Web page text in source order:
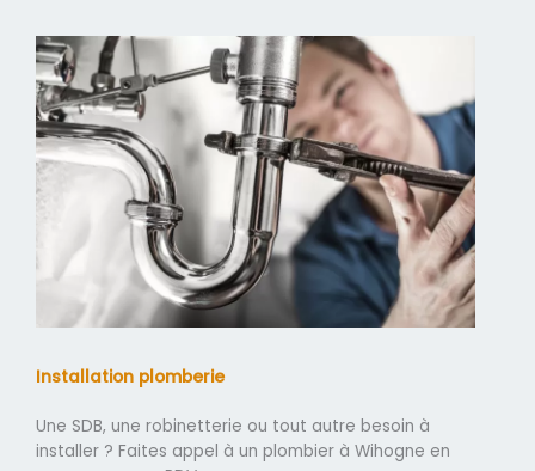
Installation plomberie
Une SDB, une robinetterie ou tout autre besoin à
installer ? Faites appel à un plombier à Wihogne en